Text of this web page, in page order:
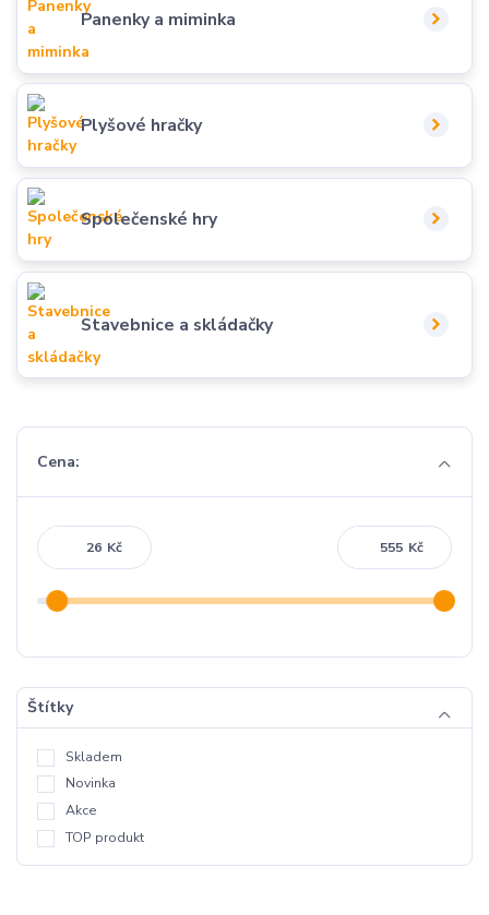
Panenky a miminka
Plyšové hračky
Společenské hry
Stavebnice a skládačky
Cena:
Kč Kč
Štítky
Skladem
Novinka
Akce
TOP produkt